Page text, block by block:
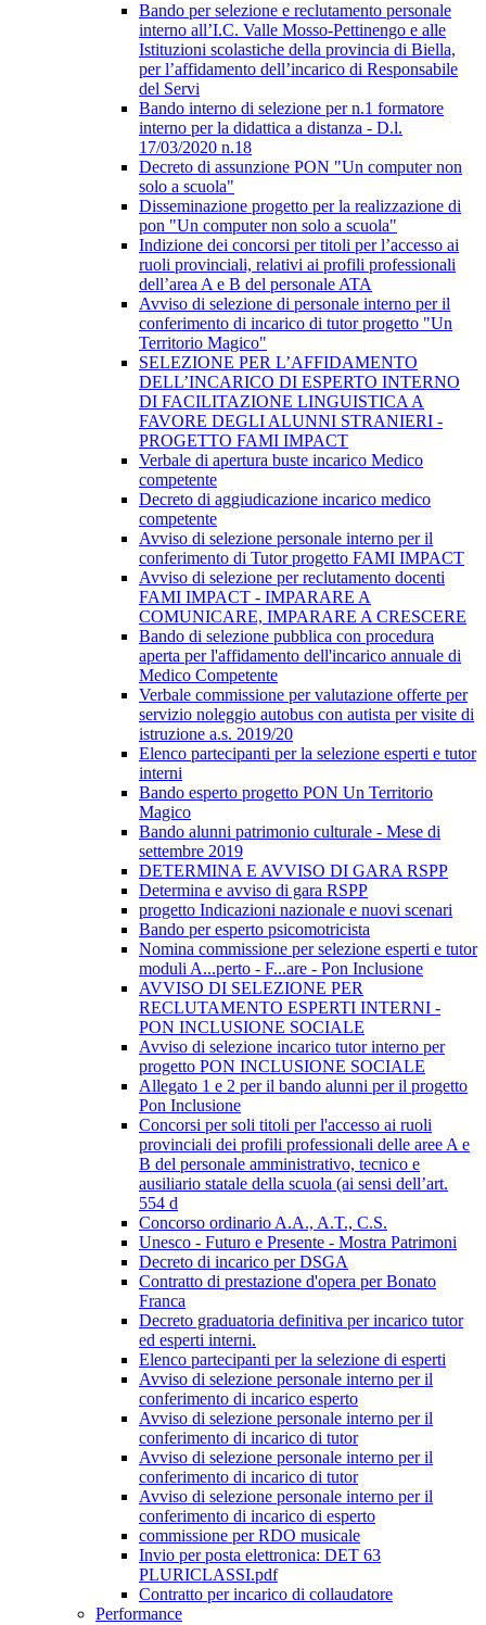
Bando per selezione e reclutamento personale
interno all’I.C. Valle Mosso-Pettinengo e alle
Istituzioni scolastiche della provincia di Biella,
per l’affidamento dell’incarico di Responsabile
del Servi
Bando interno di selezione per n.1 formatore
interno per la didattica a distanza - D.l.
17/03/2020 n.18
Decreto di assunzione PON "Un computer non
solo a scuola"
Disseminazione progetto per la realizzazione di
pon "Un computer non solo a scuola"
Indizione dei concorsi per titoli per l’accesso ai
ruoli provinciali, relativi ai profili professionali
dell’area A e B del personale ATA
Avviso di selezione di personale interno per il
conferimento di incarico di tutor progetto "Un
Territorio Magico"
SELEZIONE PER L’AFFIDAMENTO
DELL’INCARICO DI ESPERTO INTERNO
DI FACILITAZIONE LINGUISTICA A
FAVORE DEGLI ALUNNI STRANIERI -
PROGETTO FAMI IMPACT
Verbale di apertura buste incarico Medico
competente
Decreto di aggiudicazione incarico medico
competente
Avviso di selezione personale interno per il
conferimento di Tutor progetto FAMI IMPACT
Avviso di selezione per reclutamento docenti
FAMI IMPACT - IMPARARE A
COMUNICARE, IMPARARE A CRESCERE
Bando di selezione pubblica con procedura
aperta per l'affidamento dell'incarico annuale di
Medico Competente
Verbale commissione per valutazione offerte per
servizio noleggio autobus con autista per visite di
istruzione a.s. 2019/20
Elenco partecipanti per la selezione esperti e tutor
interni
Bando esperto progetto PON Un Territorio
Magico
Bando alunni patrimonio culturale - Mese di
settembre 2019
DETERMINA E AVVISO DI GARA RSPP
Determina e avviso di gara RSPP
progetto Indicazioni nazionale e nuovi scenari
Bando per esperto psicomotricista
Nomina commissione per selezione esperti e tutor
moduli A...perto - F...are - Pon Inclusione
AVVISO DI SELEZIONE PER
RECLUTAMENTO ESPERTI INTERNI -
PON INCLUSIONE SOCIALE
Avviso di selezione incarico tutor interno per
progetto PON INCLUSIONE SOCIALE
Allegato 1 e 2 per il bando alunni per il progetto
Pon Inclusione
Concorsi per soli titoli per l'accesso ai ruoli
provinciali dei profili professionali delle aree A e
B del personale amministrativo, tecnico e
ausiliario statale della scuola (ai sensi dell’art.
554 d
Concorso ordinario A.A., A.T., C.S.
Unesco - Futuro e Presente - Mostra Patrimoni
Decreto di incarico per DSGA
Contratto di prestazione d'opera per Bonato
Franca
Decreto graduatoria definitiva per incarico tutor
ed esperti interni.
Elenco partecipanti per la selezione di esperti
Avviso di selezione personale interno per il
conferimento di incarico esperto
Avviso di selezione personale interno per il
conferimento di incarico di tutor
Avviso di selezione personale interno per il
conferimento di incarico di tutor
Avviso di selezione personale interno per il
conferimento di incarico di esperto
commissione per RDO musicale
Invio per posta elettronica: DET 63
PLURICLASSI.pdf
Contratto per incarico di collaudatore
Performance